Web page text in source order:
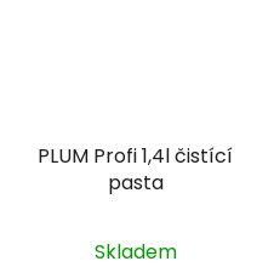
PLUM Profi 1,4l čistící
pasta
Skladem